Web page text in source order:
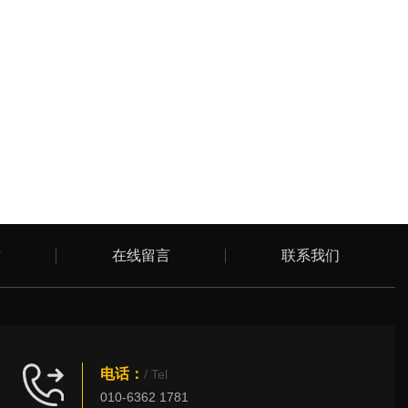
在线留言 联系我们
电话： / Tel
010-6362 1781